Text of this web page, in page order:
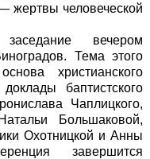
жертвы человеческой
вечером
Тема этого
христианского
баптистского
Чаплицкого,
Большаковой,
Охотницкой и Анны
завершится